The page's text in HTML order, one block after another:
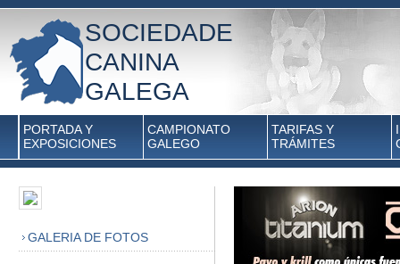
SOCIEDADE
CANINA
GALEGA
PORTADA Y
EXPOSICIONES
CAMPIONATO
GALEGO
TARIFAS Y
TRÁMITES
GALERIA DE FOTOS